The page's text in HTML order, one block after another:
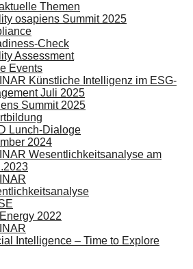
Themen
osapiens Summit 2025
Check
Assessment
Events
Künstliche Intelligenz im ESG-
Juli 2025
Summit 2025
Lunch-Dialoge
2024
Wesentlichkeitsanalyse am
2022
Intelligence – Time to Explore